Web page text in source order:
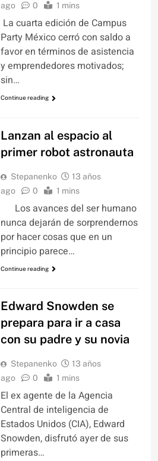
ago
0 1 mins
La cuarta edición de Campus
Party México cerró con saldo a
favor en términos de asistencia
y emprendedores motivados;
sin…
Continue reading
Lanzan al espacio al
primer robot astronauta
Stepanenko
13 años
ago
0 1 mins
Los avances del ser humano
nunca dejarán de sorprendernos
por hacer cosas que en un
principio parece…
Continue reading
Edward Snowden se
prepara para ir a casa
con su padre y su novia
Stepanenko
13 años
ago
0 1 mins
El ex agente de la Agencia
Central de inteligencia de
Estados Unidos (CIA), Edward
Snowden, disfrutó ayer de sus
primeras…